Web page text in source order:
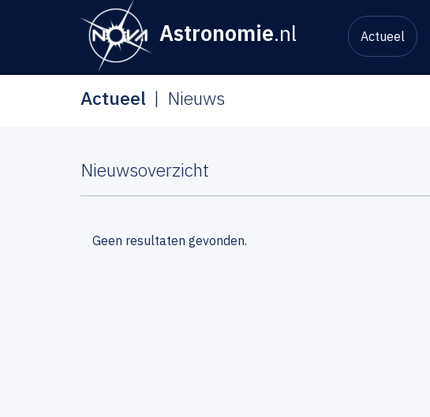
Astronomie.nl Actueel
Actueel Nieuws
Nieuwsoverzicht
Geen resultaten gevonden.